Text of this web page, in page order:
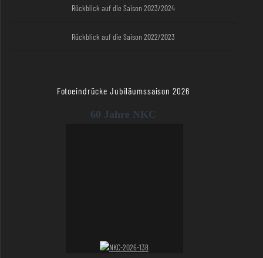
Rückblick auf die Saison 2023/2024
Rückblick auf die Saison 2022/2023
Fotoeindrücke Jubiläumssaison 2026
60 Jahre NKC